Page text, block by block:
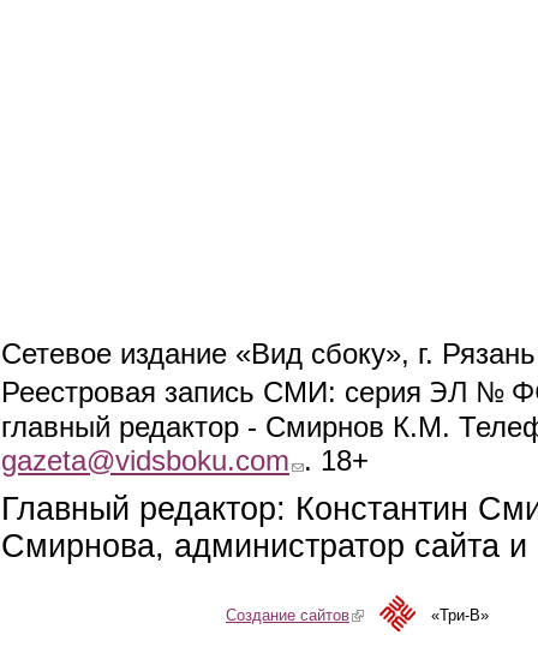
Сетевое издание «Вид сбоку», г.
Реестровая запись СМИ: серия ЭЛ №
главный редактор - Смирнов К.М.
gazeta@vidsboku.com (link sends e-mail)
. 18+
Главный редактор: Константин
Смирнова, администратор сайта
Создание сайтов(link is external)«Три-В»